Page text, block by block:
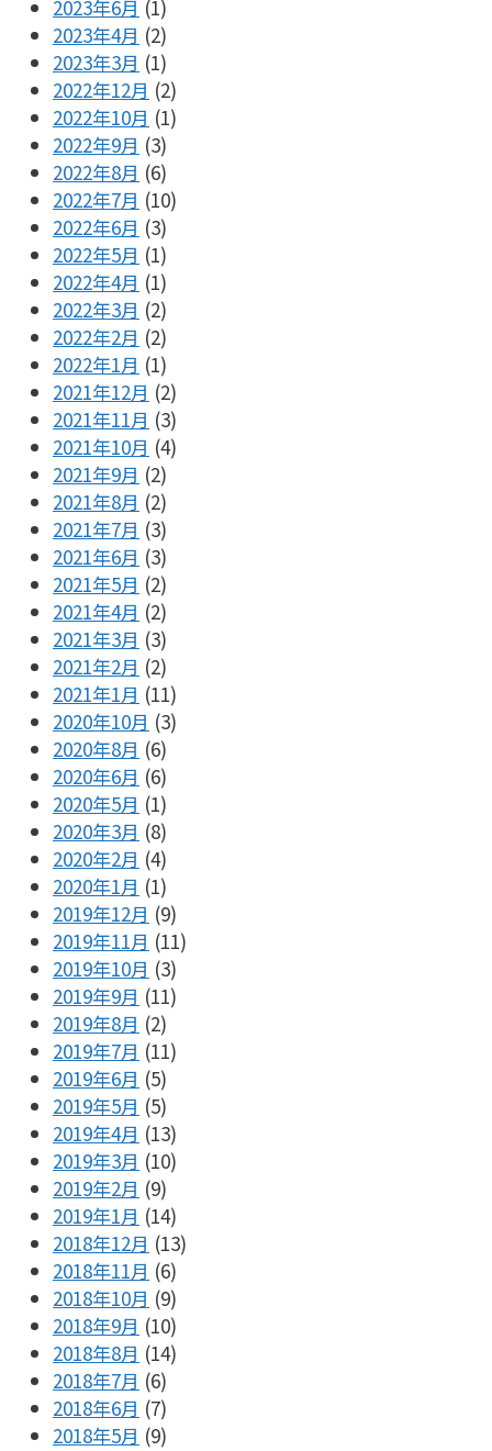
2023年6月 (1)
2023年4月 (2)
2023年3月 (1)
2022年12月 (2)
2022年10月 (1)
2022年9月 (3)
2022年8月 (6)
2022年7月 (10)
2022年6月 (3)
2022年5月 (1)
2022年4月 (1)
2022年3月 (2)
2022年2月 (2)
2022年1月 (1)
2021年12月 (2)
2021年11月 (3)
2021年10月 (4)
2021年9月 (2)
2021年8月 (2)
2021年7月 (3)
2021年6月 (3)
2021年5月 (2)
2021年4月 (2)
2021年3月 (3)
2021年2月 (2)
2021年1月 (11)
2020年10月 (3)
2020年8月 (6)
2020年6月 (6)
2020年5月 (1)
2020年3月 (8)
2020年2月 (4)
2020年1月 (1)
2019年12月 (9)
2019年11月 (11)
2019年10月 (3)
2019年9月 (11)
2019年8月 (2)
2019年7月 (11)
2019年6月 (5)
2019年5月 (5)
2019年4月 (13)
2019年3月 (10)
2019年2月 (9)
2019年1月 (14)
2018年12月 (13)
2018年11月 (6)
2018年10月 (9)
2018年9月 (10)
2018年8月 (14)
2018年7月 (6)
2018年6月 (7)
2018年5月 (9)